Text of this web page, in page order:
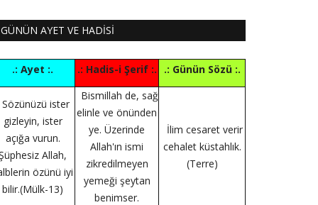
GÜNÜN AYET VE HADİSİ
.: Ayet :. .: Hadis-i Şerif :. .: Günün Sözü :.
Sözünüzü ister
gizleyin, ister
açığa vurun.
Allah,
özünü iyi
bilir.(Mülk-13)
Bismillah de, sağ
elinle ve önünden
ye. Üzerinde
Allah'ın ismi
zikredilmeyen
yemeği şeytan
benimser.
İlim cesaret verir
cehalet küstahlık.
(Terre)